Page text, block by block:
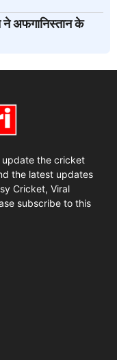
ने अफगानिस्तान के
update the cricket
the latest updates
Cricket, Viral
subscribe to this